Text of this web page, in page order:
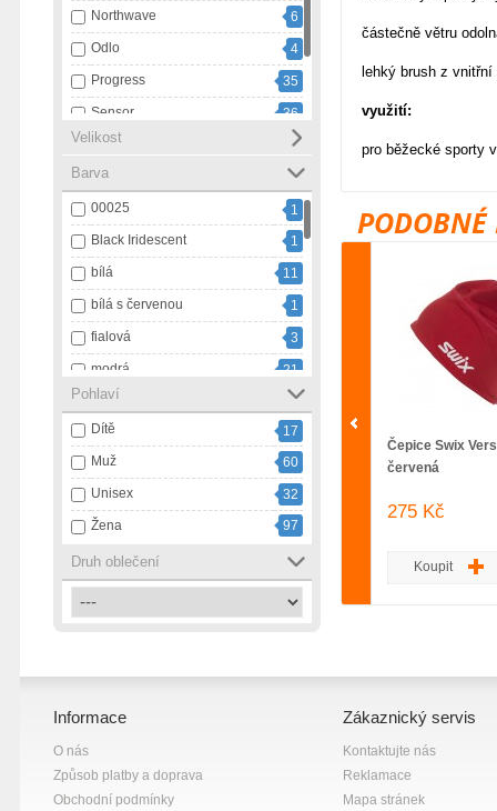
Northwave
6
Odlo
4
Progress
35
Sensor
36
Swix
20
Ulvang
1
Velikost
Barva
00025
1
Black Iridescent
1
bílá
11
bílá s červenou
1
fialová
3
modrá
21
modrá s bílou
1
námořnický pruh
3
oranžová
9
růžová
13
smetanová
1
tmavě modrá
1
2
černá s fialovou
Pohlaví
Dítě
17
Muž
60
Unisex
32
Žena
97
Druh oblečení
částečně větru
lehký brush z vnitřní
využití:
pro běžecké sporty
PODOBNÉ
Čepice Swix
červená
275 Kč
Koupit
Informace
O nás
Způsob platby a doprava
Obchodní podmínky
Zákaznický servis
Kontaktujte nás
Reklamace
Mapa stránek